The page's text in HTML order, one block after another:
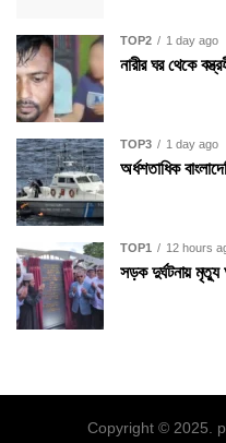
TOP2 1 day ago
নারীর ঘর থেকে
TOP3 1 day ago
অর্ধশতাধিক
TOP1 12 hours
সড়ক দুর্ঘটনায় মৃত্যু
Copyright © 2025.